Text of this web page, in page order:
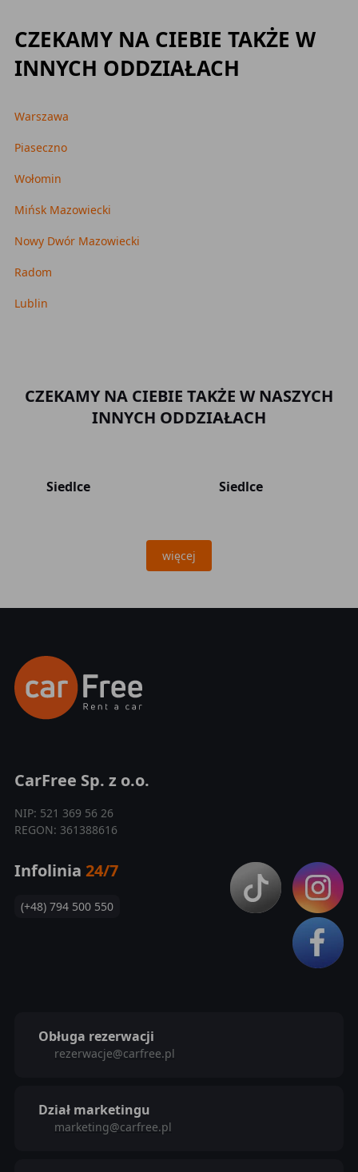
CZEKAMY NA CIEBIE TAKŻE W
INNYCH ODDZIAŁACH
Warszawa
Piaseczno
Wołomin
Mińsk Mazowiecki
Nowy Dwór Mazowiecki
Radom
Lublin
CZEKAMY NA CIEBIE TAKŻE W NASZYCH
INNYCH ODDZIAŁACH
Siedlce Siedlce
więcej
CarFree Sp. z o.o.
NIP: 521 369 56 26
REGON: 361388616
Infolinia 24/7
(+48) 794 500 550
Obługa rezerwacji
rezerwacje@carfree.pl
Dział marketingu
marketing@carfree.pl